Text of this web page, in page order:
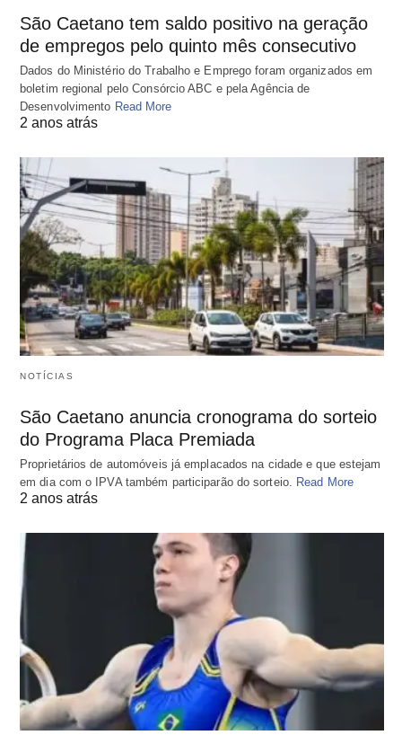
São Caetano tem saldo positivo na geração
de empregos pelo quinto mês consecutivo
Dados do Ministério do Trabalho e Emprego foram organizados em
boletim regional pelo Consórcio ABC e pela Agência de
Desenvolvimento Read More
2 anos atrás
NOTÍCIAS
São Caetano anuncia cronograma do sorteio
do Programa Placa Premiada
Proprietários de automóveis já emplacados na cidade e que estejam
em dia com o IPVA também participarão do sorteio. Read More
2 anos atrás